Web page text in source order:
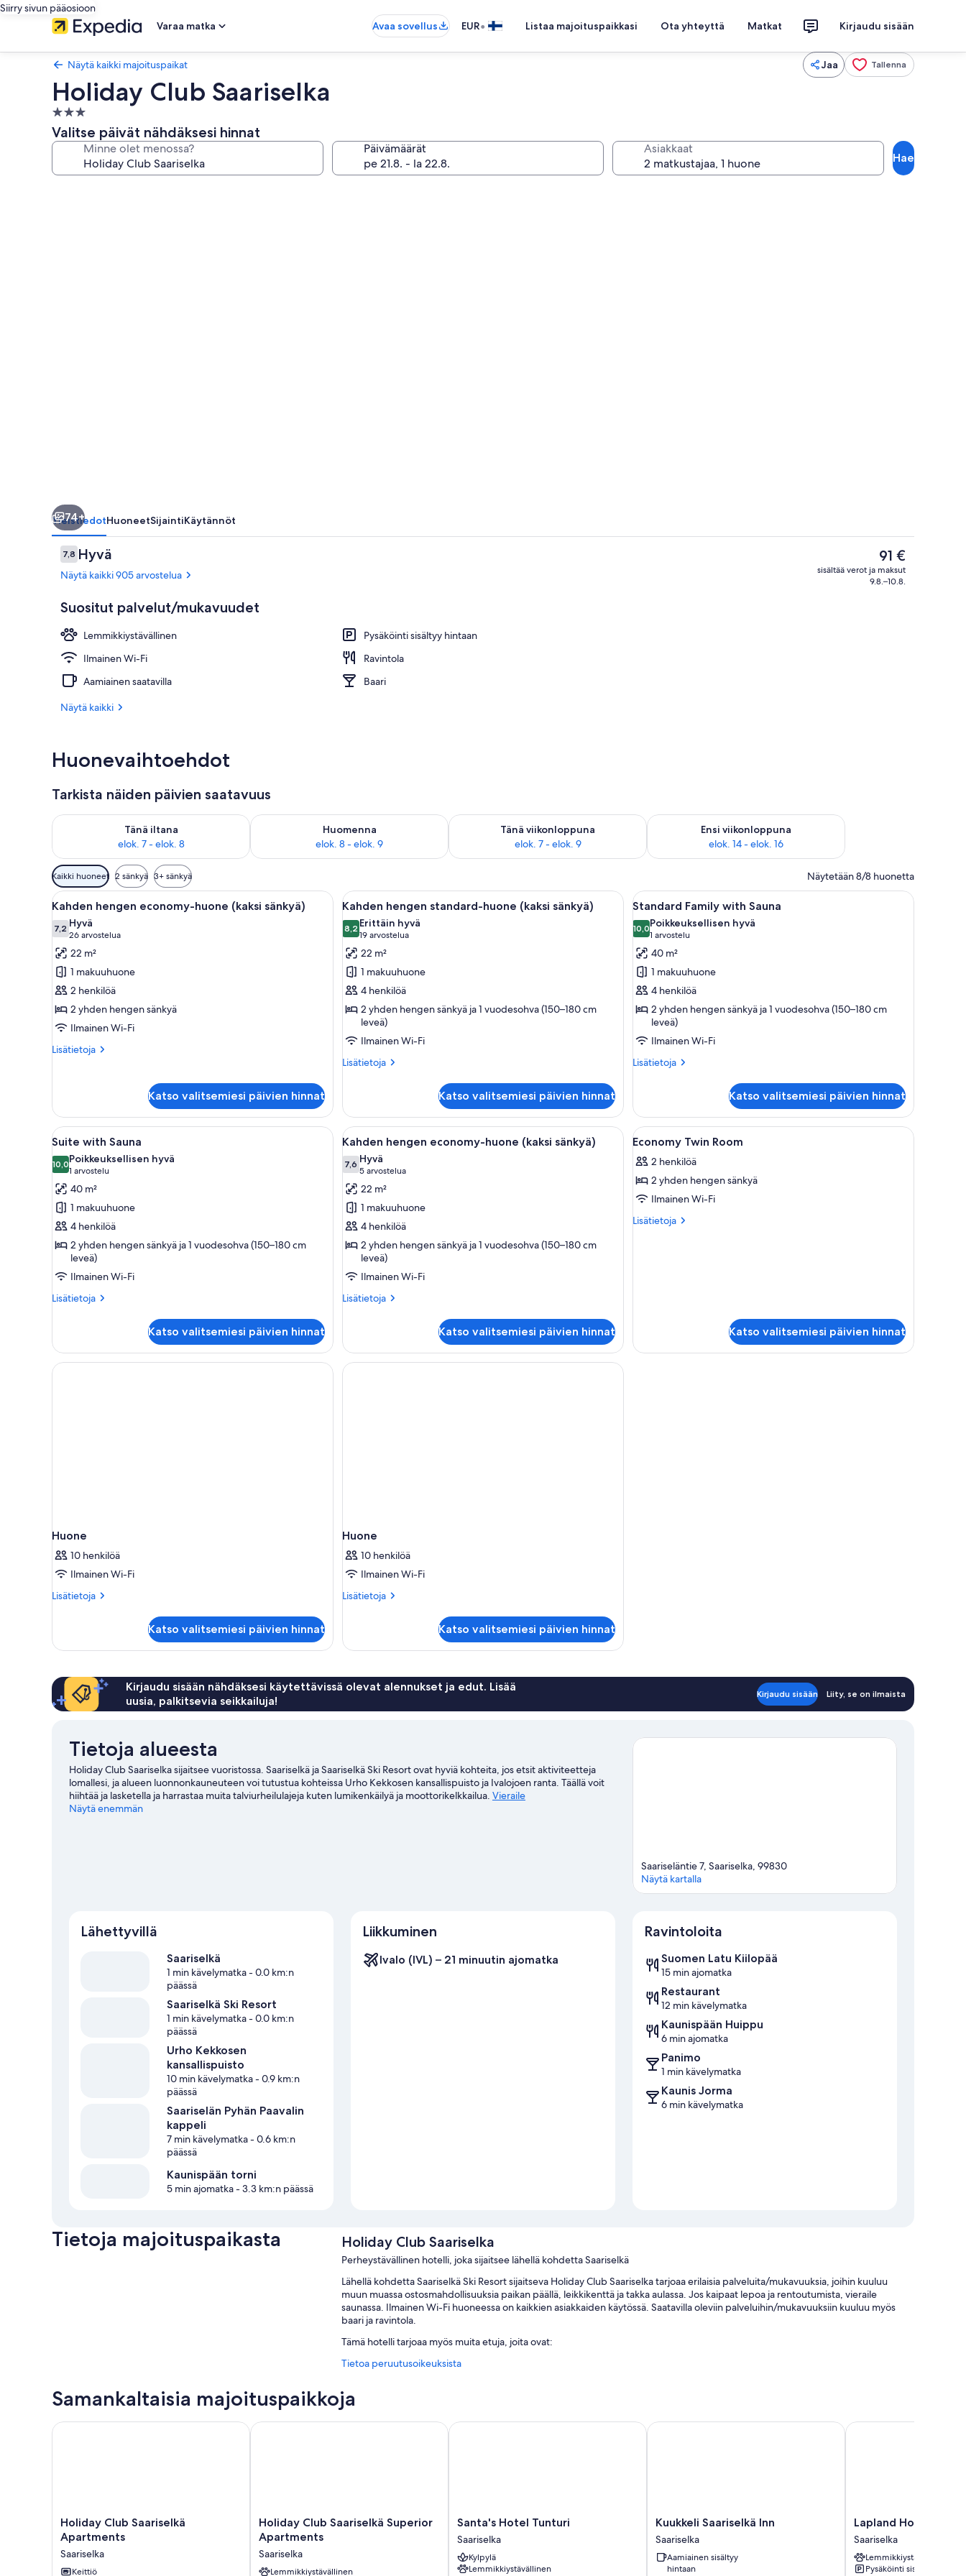
Siirry sivun pääosioon
Varaa matka
Avaa sovellus EUR• Listaa majoituspaikkasi Ota yhteyttä Matkat Kirjaudu sisään
Näytä kaikki majoituspaikat Jaa Tallenna
Holiday Club Saariselka
3.0
tähden
majoituspaikka
Valitse päivät nähdäksesi hinnat
Minne olet menossa? Päivämäärät Asiakkaat
Hae
74+
YleistiedotHuoneetSijaintiKäytännöt
Arvostelut
7,87,8 kautta 10.
Hyvä
Näytä kaikki 905 arvostelua
Suositut palvelut/mukavuudet
Lemmikkiystävällinen
Pysäköinti sisältyy hintaan
Ilmainen Wi-Fi
Ravintola
Aamiainen saatavilla
Baari
Näytä kaikki
Nykyinen
hinta
on
91 €
sisältää verot ja maksut
9.8.–10.8.
Huonevaihtoehdot
Tarkista näiden päivien saatavuus
Tänä iltana
elok. 7 - elok. 8
Tarkista tämän illan saatavuus elok. 7 - elok. 8
Huomenna
elok. 8 - elok. 9
Tarkista huomisen saatavuus elok. 8 - elok. 9
Tänä viikonloppuna
elok. 7 - elok. 9
Tarkista tämän viikonlopun saatavuus elok. 7 - elok. 9
Ensi viikonloppuna
elok. 14 - elok. 16
Tarkista ensi viikonlopun saatavuus elok. 14 - elok. 16
Huoneille
saatavilla
olevia
suodattimia
Kaikki huoneet 2 sänkyä 3+ sänkyä Näytetään 8/8 huonetta
Avaa
kaikki
huonetyypin
Kahden
hengen
economy-
huone
(kaksi
sänkyä)
kuvat
Hotellihuone, jossa on kaksi sänkyä, työpöytä, tuoli, pieni pöytä lampun kanssa ja seinälle asennettu televisio.
2
Kahden hengen economy-huone (kaksi sänkyä)
7,27,2 kautta 10
Hyvä
26 arvostelua
(26
arvostelua)
22 m²
1 makuuhuone
2 henkilöä
2 yhden hengen sänkyä
Ilmainen Wi-Fi
Lisätietoja
Lisätietoja
huone
(kaksi
sänkyä)
Katso valitsemiesi päivien hinnat
Avaa
kaikki
huonetyypin
Kahden
hengen
standard-
huone
(kaksi
sänkyä)
kuvat
Hotellihuone, jossa on sänky, työpöytä, tuoli, televisio ja ikkuna, jossa on verhot.
4
Kahden hengen standard-huone (kaksi sänkyä)
8,28,2 kautta 10
Erittäin hyvä
19 arvostelua
(19
arvostelua)
22 m²
1 makuuhuone
4 henkilöä
2 yhden hengen sänkyä ja 1 vuodesohva (150–180 cm
leveä)
Ilmainen Wi-Fi
Lisätietoja
Lisätietoja
standard-
huone
(kaksi
sänkyä)
Katso valitsemiesi päivien hinnat
Avaa
kaikki
huonetyypin
Standard
Family
with
Sauna
kuvat
Tunnelmallinen huone, jossa on takka,
3
Standard Family with Sauna
10,010,0 kautta 10
Poikkeuksellisen hyvä
1 arvostelu
(1
arvostelu)
40 m²
1 makuuhuone
4 henkilöä
2 yhden hengen sänkyä ja 1 vuodesohva (150–180 cm
leveä)
Ilmainen Wi-Fi
Lisätietoja
Lisätietoja
with
Sauna
Katso valitsemiesi päivien hinnat
Avaa
kaikki
huonetyypin
Suite
with
Sauna
kuvat
Moderni hotellihuone, jossa on suuri sänky, kaksi yöpöytää valaisimineen, puinen tehosteseinä, tumma vaatekaappi ja avoimen oven kautta näkyvä ruokailutila.
9
Suite with Sauna
10,010,0 kautta 10
Poikkeuksellisen hyvä
1 arvostelu
(1
arvostelu)
40 m²
1 makuuhuone
4 henkilöä
2 yhden hengen sänkyä ja 1 vuodesohva (150–180 cm
leveä)
Ilmainen Wi-Fi
Lisätietoja
Lisätietoja
Sauna
Katso valitsemiesi päivien hinnat
Avaa
kaikki
huonetyypin
Kahden
hengen
economy-
huone
(kaksi
sänkyä)
kuvat
Hotellihuone, jossa on kaksi sänkyä, työpöytä, tuoli, televisio ja ikkuna, jossa on verhot.
2
Kahden hengen economy-huone (kaksi sänkyä)
7,67,6 kautta 10
Hyvä
5 arvostelua
(5
arvostelua)
22 m²
1 makuuhuone
4 henkilöä
2 yhden hengen sänkyä ja 1 vuodesohva (150–180 cm
leveä)
Ilmainen Wi-Fi
Lisätietoja
Lisätietoja
economy-
huone
(kaksi
Katso valitsemiesi päivien hinnat
Avaa
kaikki
huonetyypin
Economy
Twin
Room
Hotellihuone, jossa on sänky, kirjoituspöytä
4
Economy Twin Room
2 henkilöä
2 yhden hengen sänkyä
Ilmainen Wi-Fi
Lisätietoja
Lisätietoja
Katso valitsemiesi päivien hinnat
Huone
10 henkilöä
Ilmainen Wi-Fi
Lisätietoja
Lisätietoja
Katso valitsemiesi päivien hinnat
Huone
10 henkilöä
Ilmainen Wi-Fi
Lisätietoja
Lisätietoja
Katso valitsemiesi päivien hinnat
Kirjaudu sisään nähdäksesi käytettävissä olevat alennukset ja edut. Lisää
uusia, palkitsevia seikkailuja!
Kirjaudu sisään Liity, se on ilmaista
Tietoja alueesta
Holiday Club Saariselka sijaitsee vuoristossa. Saariselkä ja Saariselkä Ski Resort ovat hyviä kohteita, jos etsit aktiviteetteja
lomallesi, ja alueen luonnonkauneuteen voi tutustua kohteissa Urho Kekkosen kansallispuisto ja Ivalojoen ranta. Täällä voit
hiihtää ja lasketella ja harrastaa muita talviurheilulajeja kuten lumikenkäilyä ja moottorikelkkailua. Vieraile
matkaoppaassamme kohteeseen Saariselkä
Näytä enemmän
Saariseläntie 7, Saariselka, 99830
Näytä kartalla
Lähettyvillä
Saariselkä
1 min kävelymatka- 0.0 km:n
päässä
Saariselkä Ski Resort
1 min kävelymatka- 0.0 km:n
päässä
Urho Kekkosen
kansallispuisto
10 min kävelymatka- 0.9 km:n
päässä
Saariselän Pyhän Paavalin
kappeli
7 min kävelymatka- 0.6 km:n
päässä
Kaunispään torni
5 min ajomatka- 3.3 km:n päässä
Liikkuminen
Ivalo (IVL) – 21 minuutin ajomatka
Ravintoloita
Suomen Latu Kiilopää
15 min ajomatka
Restaurant
12 min kävelymatka
Kaunispään Huippu
6 min ajomatka
Panimo
1 min kävelymatka
Kaunis Jorma
6 min kävelymatka
Tietoja majoituspaikasta Holiday Club Saariselka
Perheystävällinen hotelli, joka sijaitsee lähellä kohdetta Saariselkä
Lähellä kohdetta Saariselkä Ski Resort sijaitseva Holiday Club Saariselka tarjoaa erilaisia palveluita/mukavuuksia, joihin kuuluu
muun muassa ostosmahdollisuuksia paikan päällä, leikkikenttä ja takka aulassa. Jos kaipaat lepoa ja rentoutumista, vieraile
saunassa. Ilmainen Wi-Fi huoneessa on kaikkien asiakkaiden käytössä. Saatavilla oleviin palveluihin/mukavuuksiin kuuluu myös
baari ja ravintola.
Tämä hotelli tarjoaa myös muita etuja, joita ovat:
Ilmainen omatoiminen pysäköinti
Televisio, josta löytyy kaapelikanavat
Vauvansängyt, vedenkeittimet ja siivous
Tietoa peruutusoikeuksista
Samankaltaisia majoituspaikkoja
Holiday
Club
Saariselkä
Apartments
Saariselka
Holiday Club Saariselkä
Apartments
Saariselka
Keittiö
Holiday Club Saariselkä Apartments
Holiday
Club
Saariselkä
Superior
Apartments
Holiday Club Saariselkä Superior
Apartments
Saariselka
Lemmikkiystävällinen
Holiday Club Saariselkä Superior Apartments
Santa's
Hotel
Tunturi
Saariselka
Santa's Hotel Tunturi
Saariselka
Kylpylä
Lemmikkiystävällinen
Santa's Hotel Tunturi
Kuukkeli
Saariselkä
Inn
Saariselka
Kuukkeli Saariselkä Inn
Saariselka
Aamiainen sisältyy
hintaan
Kuukkeli Saariselkä Inn
Lapland
Hotels
Riekonlinna
Saariselka
Lapland Hotels
Saariselka
Lemmikkiystävällinen
Pysäköinti sisältyy
Lapland Hotels